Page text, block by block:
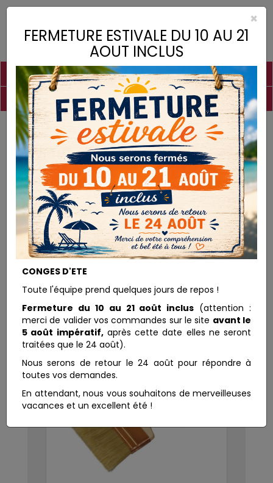
Toggle
PIGMENTS CHAUX CHARGES LIANTS
COLLES DROGUERIE MATÉRIEL DESTOCKAGE
Matériel Spalter 15 cm (pure soie)
MATÉRIEL
×
FERMETURE ESTIVALE DU 10 AU 21
AOUT INCLUS
CONGES D'ETE
Toute l'équipe prend quelques jours de repos !
Fermeture du 10 au 21 août inclus (attention :
merci de valider vos commandes sur le site avant le
5 août impératif,après cette date elles ne seront
traitées que le 24 août).
Nous serons de retour le 24 août pour répondre à
toutes vos demandes.
En attendant, nous vous souhaitons de merveilleuses
vacances et un excellent été !